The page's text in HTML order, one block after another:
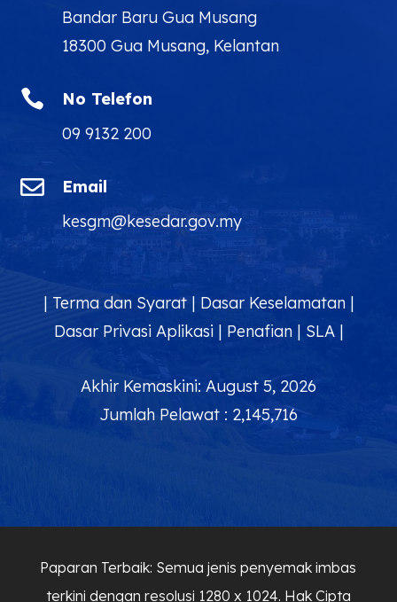
Bandar Baru Gua Musang
18300 Gua Musang, Kelantan

No Telefon
09 9132 200

Email
kesgm@kesedar.gov.my
| Terma dan Syarat| Dasar Keselamatan|
Dasar Privasi Aplikasi| Penafian| SLA|
Akhir Kemaskini: August 5, 2026
Jumlah Pelawat : 2,145,716
Paparan Terbaik: Semua jenis penyemak imbas
terkini dengan resolusi 1280 x 1024. Hak Cipta